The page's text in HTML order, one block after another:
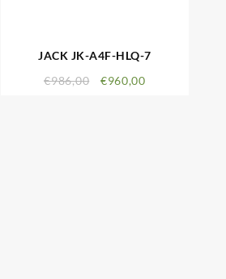
JACK JK-A4F-HLQ-7
€986,00 €960,00